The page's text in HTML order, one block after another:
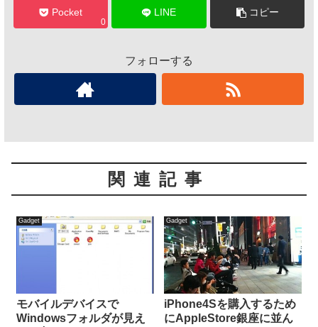
Pocket
0
LINE コピー
フォローする
関連記事
Gadget
モバイルデバイスで
Windowsフォルダが見え
Gadget
iPhone4Sを購入するため
にAppleStore銀座に並ん